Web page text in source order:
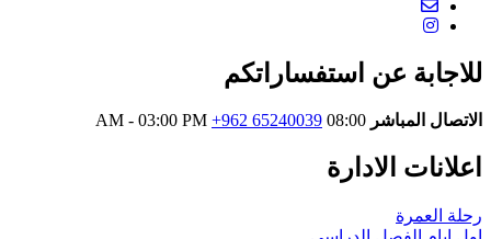
عن استفساراتكم
08:00 AM - 03:00 PM
+962 65240039
الادارة